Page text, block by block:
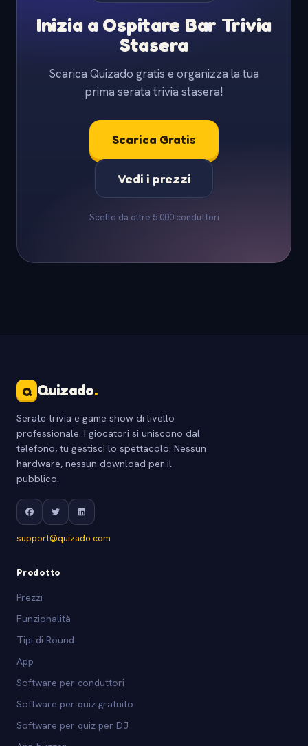
Inizia a Ospitare Bar Trivia
Stasera
Scarica Quizado gratis e organizza la tua
prima serata trivia stasera!
Scarica Gratis
Vedi i prezzi
Scelto da oltre 5.000 conduttori
Q Quizado.
Serate trivia e game show di livello
professionale. I giocatori si uniscono dal
telefono, tu gestisci lo spettacolo. Nessun
hardware, nessun download per il
pubblico.
support@quizado.com
Prodotto
Prezzi
Funzionalità
Tipi di Round
App
Software per conduttori
Software per quiz gratuito
Software per quiz per DJ